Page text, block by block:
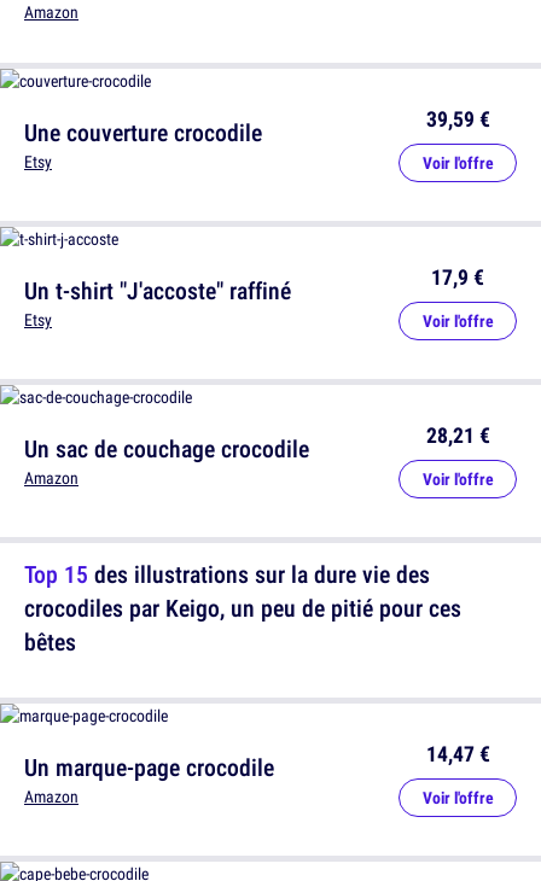
Amazon
Un sac de couchage crocodile
Amazon
28,21 €
Voir l'offre
Un marque-page crocodile
Amazon
14,47 €
Voir l'offre
Une couverture crocodile
Etsy
39,59 €
Voir l'offre
Un t-shirt "J'accoste" raffiné
Etsy
17,9 €
Voir l'offre
Top 15 des illustrations sur la dure vie des
crocodiles par Keigo, un peu de pitié pour ces
bêtes